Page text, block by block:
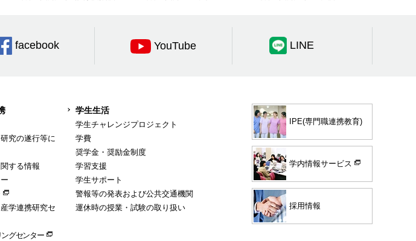
facebook YouTube LINE
究の遂行等に
する情報
学連携研究セ
グセンター
学生生活
学生チャレンジプロジェクト
学費
奨学金・奨励金制度
学習支援
学生サポート
警報等の発表および公共交通機関
運休時の授業・試験の取り扱い
IPE(専門職連携教育)
学内情報サービス
採用情報